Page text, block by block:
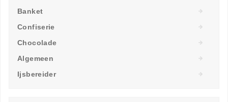
Banket
Confiserie
Chocolade
Algemeen
Ijsbereider